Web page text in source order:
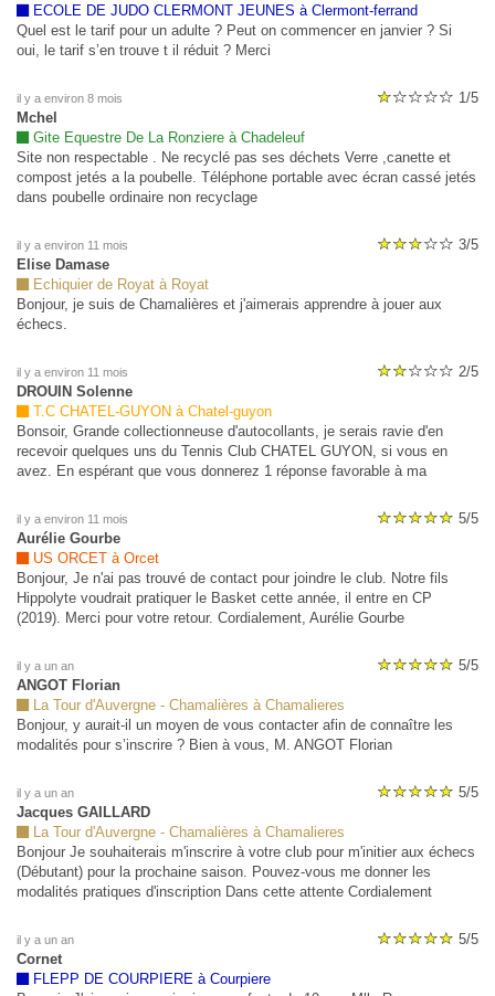
ECOLE DE JUDO CLERMONT JEUNES à Clermont-ferrand
Quel est le tarif pour un adulte ? Peut on commencer en janvier ? Si
oui, le tarif s’en trouve t il réduit ? Merci
il y a environ 8 mois
1/5
Mchel
Gite Equestre De La Ronziere à Chadeleuf
Site non respectable . Ne recyclé pas ses déchets Verre ,canette et
compost jetés a la poubelle. Téléphone portable avec écran cassé jetés
dans poubelle ordinaire non recyclage
il y a environ 11 mois
3/5
Elise Damase
Echiquier de Royat à Royat
Bonjour, je suis de Chamalières et j'aimerais apprendre à jouer aux
échecs.
il y a environ 11 mois
2/5
DROUIN Solenne
T.C CHATEL-GUYON à Chatel-guyon
Bonsoir, Grande collectionneuse d'autocollants, je serais ravie d'en
recevoir quelques uns du Tennis Club CHATEL GUYON, si vous en
avez. En espérant que vous donnerez 1 réponse favorable à ma
Grotte Aux Loups 45200 PAUCOURT Avec mes remerciements
anticipés. Solenne DROUIN
il y a environ 11 mois
5/5
Aurélie Gourbe
US ORCET à Orcet
Bonjour, Je n'ai pas trouvé de contact pour joindre le club. Notre fils
Hippolyte voudrait pratiquer le Basket cette année, il entre en CP
(2019). Merci pour votre retour. Cordialement, Aurélie Gourbe
il y a un an
5/5
ANGOT Florian
La Tour d'Auvergne - Chamalières à Chamalieres
Bonjour, y aurait-il un moyen de vous contacter afin de connaître les
modalités pour s’inscrire ? Bien à vous, M. ANGOT Florian
il y a un an
5/5
Jacques GAILLARD
La Tour d'Auvergne - Chamalières à Chamalieres
Bonjour Je souhaiterais m'inscrire à votre club pour m'initier aux échecs
(Débutant) pour la prochaine saison. Pouvez-vous me donner les
modalités pratiques d'inscription Dans cette attente Cordialement
il y a un an
5/5
Cornet
FLEPP DE COURPIERE à Courpiere